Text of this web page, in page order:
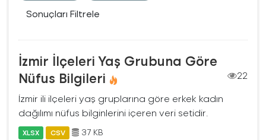
Sonuçları Filtrele
İzmir İlçeleri Yaş Grubuna Göre
Nüfus Bilgileri
22
İzmir ili ilçeleri yaş gruplarına göre erkek kadın
dağılımı nüfus bilginlerini içeren veri setidir.
XLSX CSV 37 KB